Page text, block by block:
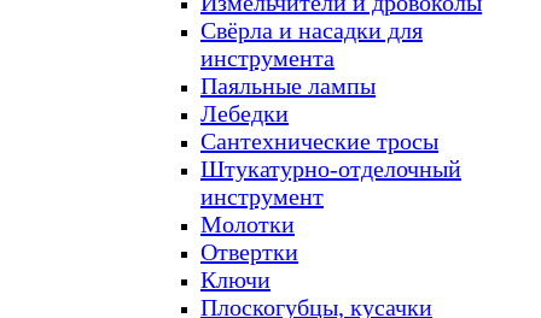
Свёрла и насадки для
инструмента
Паяльные лампы
Лебедки
Сантехнические тросы
Штукатурно-отделочный
инструмент
Молотки
Отвертки
Ключи
Плоскогубцы, кусачки